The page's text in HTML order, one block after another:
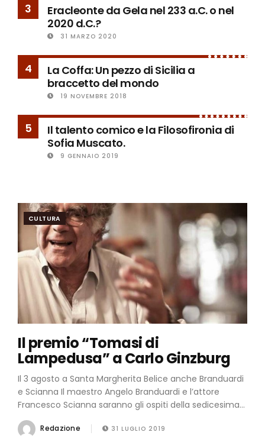
3
Eracleonte da Gela nel 233 a.C. o nel
2020 d.C.?
31 MARZO 2020
4
La Coffa: Un pezzo di Sicilia a
braccetto del mondo
19 NOVEMBRE 2018
5
Il talento comico e la Filosofironia di
Sofia Muscato.
9 GENNAIO 2019
CULTURA
Il premio “Tomasi di
Lampedusa” a Carlo Ginzburg
Il 3 agosto a Santa Margherita Belice anche Branduardi
e Scianna Il maestro Angelo Branduardi e l’attore
Francesco Scianna saranno gli ospiti della sedicesima...
Redazione 31 LUGLIO 2019